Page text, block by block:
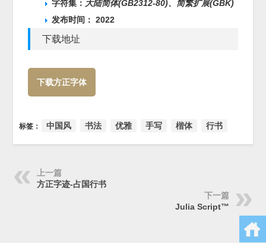
字符集： 大陆简体(GB2312-80)、
简繁扩展(GBK)
发布时间： 2022
下载地址
下载方正字体
标签： 中国风 书法 优雅 手写 楷体 行书
上一篇
方正字迹-占国行书
下一篇
Julia Script™